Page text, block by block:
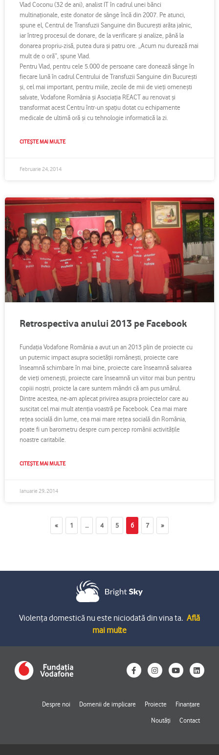
Vlad Coconu (32 de ani), analist IT în cadrul unei bănci
multinaţionale, este donator de sânge încă din 2007. Pe atunci,
spune el, Centrul de Transfuzii Sanguine din Bucureşti arăta jalnic,
iar întreg procesul de donare, de la verificare şi analize, până la
donarea propriu-zisă, putea dura şi patru ore. „Acum nu durează mai
mult de o oră”, spune Vlad.
Pentru Vlad, pentru cele 5.000 de persoane care donează sânge în
fiecare lună în cadrul Centrului de Transfuzii Sanguine din Bucureşti
şi, cel mai important, pentru miile, zecile de mii de vieţi omeneşti
salvate, Vodafone România şi Asociaţia REACT au renovat şi
transformat acest Centru într-un spaţiu dotat cu echipamente
medicale de ultimă oră şi cu tehnologie informatică la zi.
CITEȘTE MAI MULTE
Februarie 24, 2014
Retrospectiva anului 2013 pe Facebook
Fundaţia Vodafone România a avut un an 2013 plin de proiecte cu
un puternic impact asupra societăţii româneşti, proiecte care
înseamnă schimbare în mai bine, proiecte care înseamnă salvarea
de vieţi omeneşti, proiecte care înseamnă un viitor mai bun pentru
copiii noştri, proicte la care suntem mândri că am pus umărul.
Dintre acestea, ne-am aplecat privirea asupra proiectelor care au
suscitat cel mai mult atenţia voastră pe Facebook. Cea mai mare
reţea socială din lume, cea mai mare reţea socială din România,
poate fi un barometru despre cum percep românii activităţile
noastre caritabile.
CITEȘTE MAI MULTE
Ianuarie 29, 2014
« 1 … 4 5 6 7 »
Violența domestică nu este niciodată din vina ta. Află
mai multe
F
a
o
I
n
g
a
m
Y
o
b
L
i
d
n
Despre noi Domenii de implicare Proiecte Finanțare
Noutăți Contact